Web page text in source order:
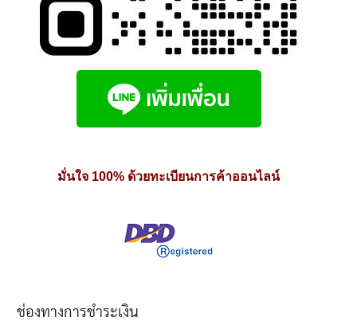
มั่นใจ 100% ด้วยทะเบียนการค้าออนไลน์
ช่องทางการชำระเงิน